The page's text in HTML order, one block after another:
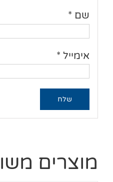
שם *
אימייל *
מוצרים